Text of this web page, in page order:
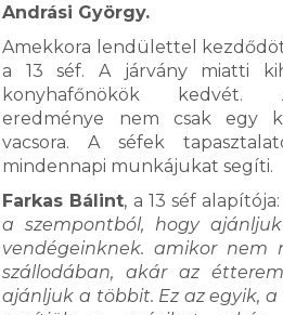
Andrási György.
Amekkora lendülettel
a 13 séf. A járvány miatti
konyhafőnökök kedvét.
eredménye nem csak egy
vacsora. A séfek
mindennapi munkájukat segíti.
Farkas Bálint, a 13 séf alapítója:
a szempontból, hogy
vendégeinknek. amikor
szállodában, akár az
ajánljuk a többit. Ez az egyik,